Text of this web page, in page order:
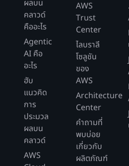
ผลบน
คลาวด์
คืออะไร
Agentic
AI คือ
อะไร
ฮับ
แนวคิด
การ
ประมวล
ผลบน
คลาวด์
AWS
AWS
Trust
Center
ไลบราลี
โซลูชัน
ของ
AWS
Architecture
Center
คำถามที่
พบบ่อย
เกี่ยวกับ
ผลิตภัณฑ์